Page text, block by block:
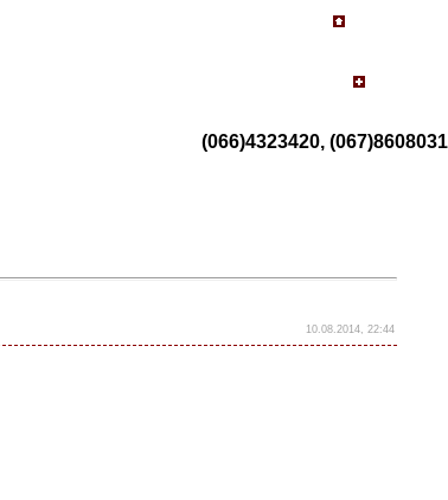
(066)4323420, (067)8608031
10.08.2014, 22:44